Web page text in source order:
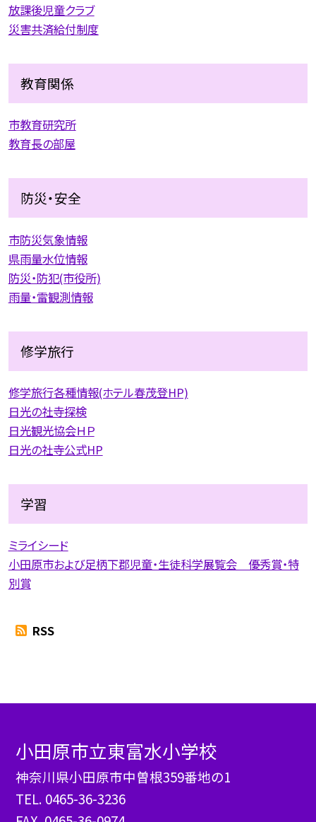
放課後児童クラブ
災害共済給付制度
教育関係
市教育研究所
教育長の部屋
防災・安全
市防災気象情報
県雨量水位情報
防災・防犯(市役所)
雨量・雷観測情報
修学旅行
修学旅行各種情報(ホテル春茂登HP)
日光の社寺探検
日光観光協会ＨＰ
日光の社寺公式HP
学習
ミライシード
小田原市および足柄下郡児童・生徒科学展覧会 優秀賞・特
別賞
RSS
小田原市立東富水小学校
神奈川県小田原市中曽根359番地の1
TEL. 0465-36-3236